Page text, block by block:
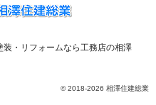
© 2018-2026 相澤住建総業
装・リフォームなら工務店の相澤